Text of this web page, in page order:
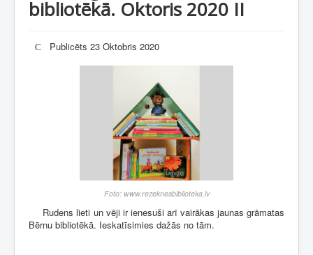
bibliotēkā. Oktoris 2020 II
Publicēts 23 Oktobris 2020
Foto: www.rezeknesbiblioteka.lv
Rudens lieti un vēji ir ienesuši arī vairākas jaunas grāmatas
Bērnu bibliotēkā. Ieskatīsimies dažās no tām.